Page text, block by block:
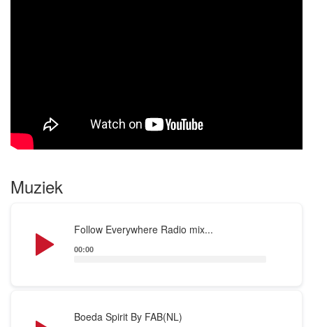
Muziek
Follow Everywhere Radio mix...
Player
00:00
Boeda Spirit By FAB(NL)